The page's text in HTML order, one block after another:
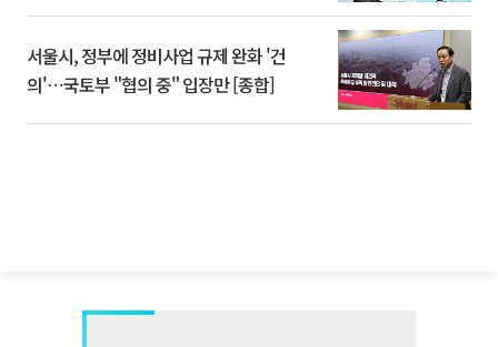
서울시, 정부에 정비사업 규제 완화 '건
의'⋯국토부 "협의 중" 입장만 [종합]